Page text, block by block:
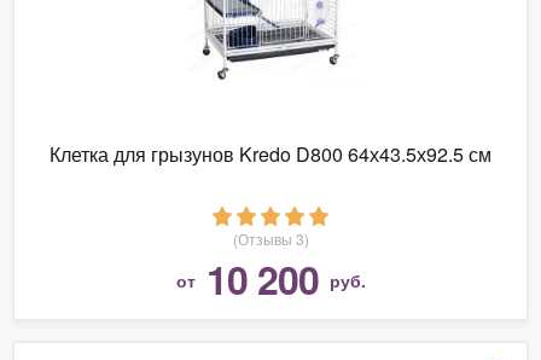
Клетка для грызунов Kredo D800 64х43.5х92.5 см
(Отзывы 3)
от 10 200 руб.